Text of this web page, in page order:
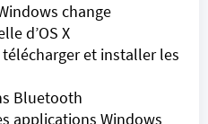
change
d’OS X
et installer les
Bluetooth
applications Windows